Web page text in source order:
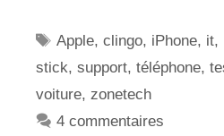
Étiquettes
Apple,clingo, iPhone, it,
stick, support, téléphone,
voiture, zonetech
4 commentaires